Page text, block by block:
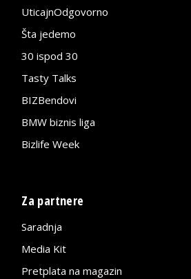
UticajnOdgovorno
Šta jedemo
30 ispod 30
Tasty Talks
BIZBendovi
BMW biznis liga
Bizlife Week
Za partnere
Saradnja
Media Kit
Pretplata na magazin